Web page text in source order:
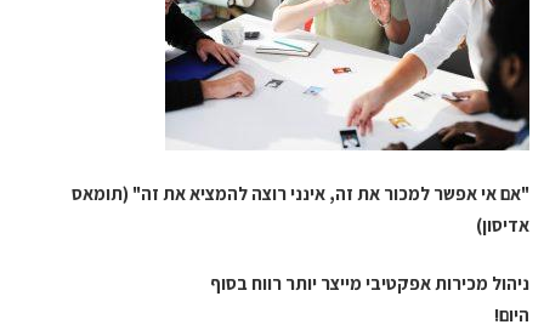
"אם אי אפשר למכור את זה, אינני רוצה להמציא את זה" (תומאס
אדיסון)
ניהול מכירות אפקטיבי מייצר יותר רווח בסוף
היום!